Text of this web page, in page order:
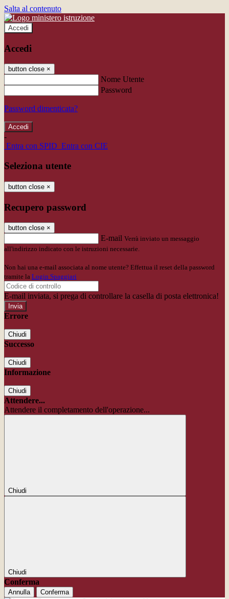
Salta al contenuto
Accedi
Accedi
button close ×
Nome Utente
Password
Password dimenticata?
-
Entra con SPID Entra con CIE
Seleziona utente
button close ×
Recupero password
button close ×
E-mail Verrà inviato un messaggio
all'indirizzo indicato con le istruzioni necessarie.
Non hai una e-mail associata al nome utente? Effettua il reset della password
tramite la Login Spaggiari
E-mail inviata, si prega di controllare la casella di posta elettronica!
Errore
Chiudi
Successo
Chiudi
Informazione
Chiudi
Attendere...
Attendere il completamento dell'operazione...
Chiudi
Chiudi
Conferma
Annulla Conferma